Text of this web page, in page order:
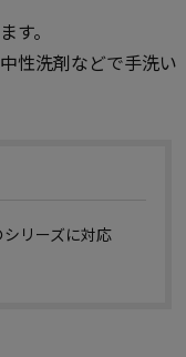
す。
性洗剤などで手洗い
リーズに対応